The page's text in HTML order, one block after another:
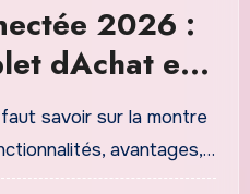
2026 :
dAchat et
savoir sur la montre
avantages,…